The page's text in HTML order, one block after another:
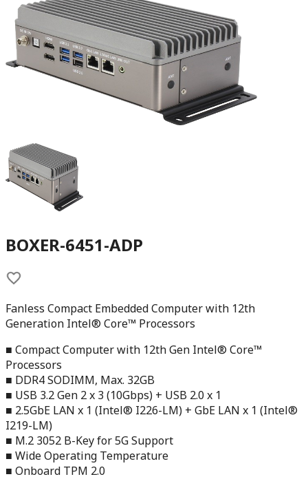
BOXER-6451-ADP
Fanless Compact Embedded Computer with 12th
Generation Intel® Core™ Processors
■ Compact Computer with 12th Gen Intel® Core™
Processors
■ DDR4 SODIMM, Max. 32GB
■ USB 3.2 Gen 2 x 3 (10Gbps) + USB 2.0 x 1
■ 2.5GbE LAN x 1 (Intel® I226-LM) + GbE LAN x 1 (Intel®
I219-LM)
■ M.2 3052 B-Key for 5G Support
■ Wide Operating Temperature
■ Onboard TPM 2.0